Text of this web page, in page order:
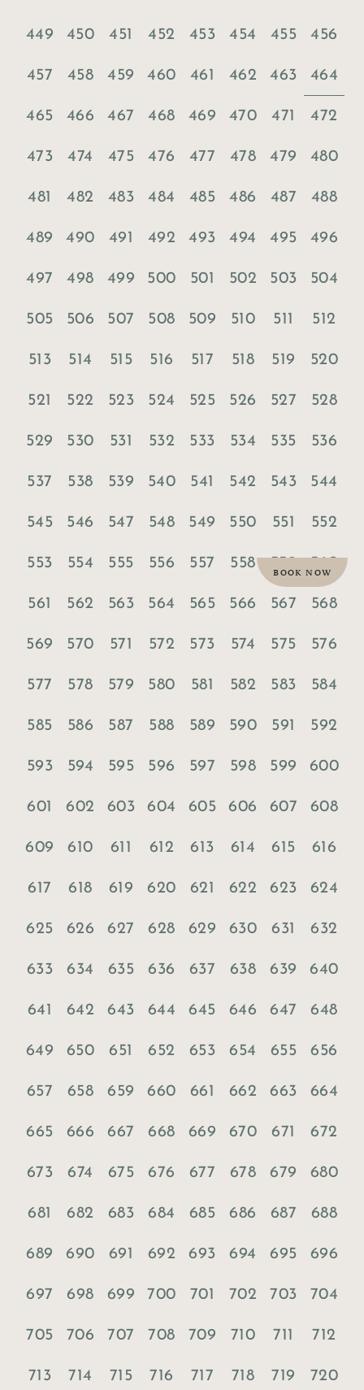
BOOK NOW
449 450 451 452 453 454 455 456
457 458 459 460 461 462 463 464
465 466 467 468 469 470 471 472
473 474 475 476 477 478 479 480
481 482 483 484 485 486 487 488
489 490 491 492 493 494 495 496
497 498 499 500 501 502 503 504
505 506 507 508 509 510 511 512
513 514 515 516 517 518 519 520
521 522 523 524 525 526 527 528
529 530 531 532 533 534 535 536
537 538 539 540 541 542 543 544
545 546 547 548 549 550 551 552
553 554 555 556 557 558
561 562 563 564 565 566 567 568
569 570 571 572 573 574 575 576
577 578 579 580 581 582 583 584
585 586 587 588 589 590 591 592
593 594 595 596 597 598 599 600
601 602 603 604 605 606 607 608
609 610 611 612 613 614 615 616
617 618 619 620 621 622 623 624
625 626 627 628 629 630 631 632
633 634 635 636 637 638 639 640
641 642 643 644 645 646 647 648
649 650 651 652 653 654 655 656
657 658 659 660 661 662 663 664
665 666 667 668 669 670 671 672
673 674 675 676 677 678 679 680
681 682 683 684 685 686 687 688
689 690 691 692 693 694 695 696
697 698 699 700 701 702 703 704
705 706 707 708 709 710 711 712
713 714 715 716 717 718 719 720